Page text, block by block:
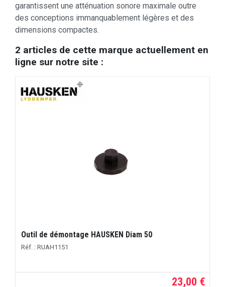
garantissent une atténuation sonore maximale outre
des conceptions immanquablement légères et des
dimensions compactes.
2 articles de cette marque actuellement en
ligne sur notre site :
Outil de démontage HAUSKEN Diam 50
Réf. : RUAH1151
23,00 €